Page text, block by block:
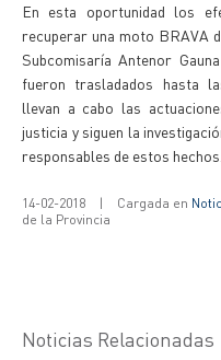
En esta oportunidad los
recuperar una moto BRAVA
Subcomisaría Antenor
fueron trasladados hasta
llevan a cabo las
justicia y siguen la
responsables de estos hechos.
14-02-2018 | Cargada en
de la Provincia
Noticias Relacionadas